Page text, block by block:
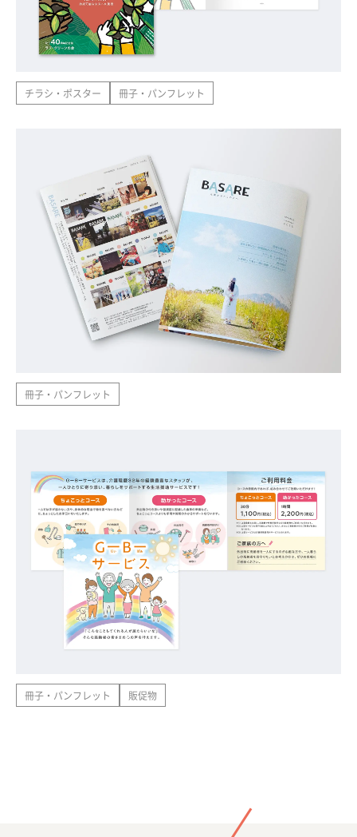
チラシ・ポスター 冊子・パンフレット
冊子・パンフレット
冊子・パンフレット 販促物